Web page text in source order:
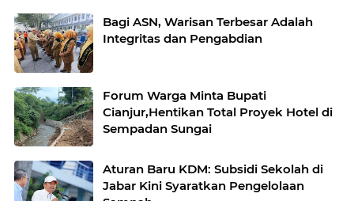
Bagi ASN, Warisan Terbesar Adalah
Integritas dan Pengabdian
Forum Warga Minta Bupati
Cianjur,Hentikan Total Proyek Hotel di
Sempadan Sungai
Aturan Baru KDM: Subsidi Sekolah di
Jabar Kini Syaratkan Pengelolaan